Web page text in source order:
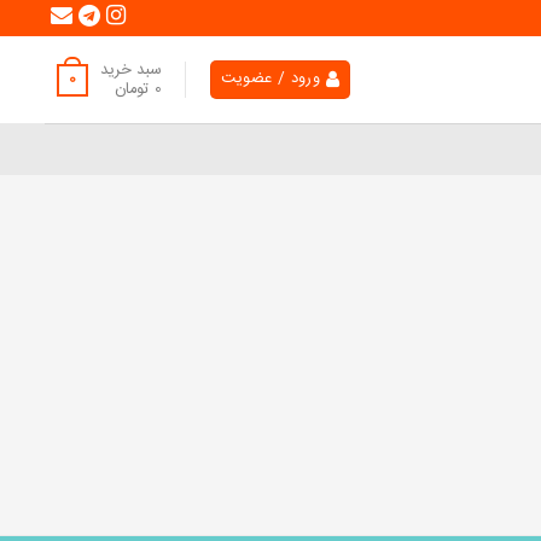
ورود / عضویت سبد خرید
0 تومان 0